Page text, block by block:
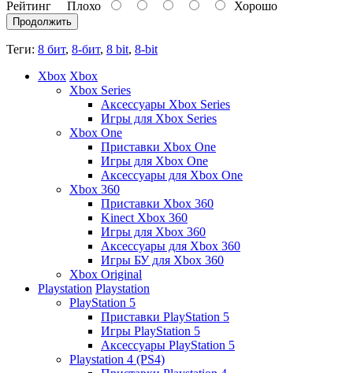
Рейтинг Плохо Хорошо
Продолжить
Теги: 8 бит, 8-бит, 8 bit, 8-bit
Xbox Xbox
Xbox Series
Аксессуары Xbox Series
Игры для Xbox Series
Xbox One
Приставки Xbox One
Игры для Xbox One
Аксессуары для Xbox One
Xbox 360
Приставки Xbox 360
Kinect Xbox 360
Игры для Xbox 360
Аксессуары для Xbox 360
Игры БУ для Xbox 360
Xbox Original
Playstation Playstation
PlayStation 5
Приставки PlayStation 5
Игры PlayStation 5
Аксессуары PlayStation 5
Playstation 4 (PS4)